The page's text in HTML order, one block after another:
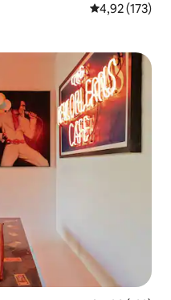
Note
4,92 (173)